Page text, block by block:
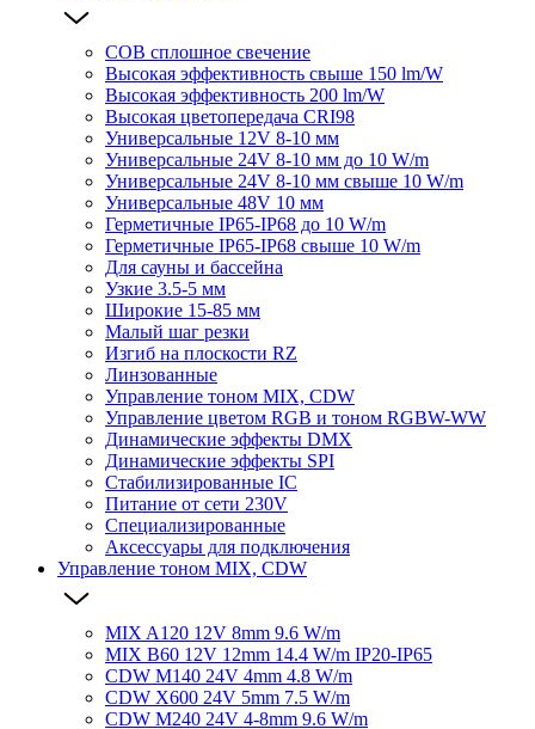
COB сплошное свечение
Высокая эффективность свыше 150 lm/W
Высокая эффективность 200 lm/W
Высокая цветопередача CRI98
Универсальные 12V 8-10 мм
Универсальные 24V 8-10 мм до 10 W/m
Универсальные 24V 8-10 мм свыше 10 W/m
Универсальные 48V 10 мм
Герметичные IP65-IP68 до 10 W/m
Герметичные IP65-IP68 свыше 10 W/m
Для сауны и бассейна
Узкие 3.5-5 мм
Широкие 15-85 мм
Малый шаг резки
Изгиб на плоскости RZ
Линзованные
Управление тоном MIX, CDW
Управление цветом RGB и тоном RGBW-WW
Динамические эффекты DMX
Динамические эффекты SPI
Стабилизированные IC
Питание от сети 230V
Специализированные
Аксессуары для подключения
Управление тоном MIX, CDW
MIX A120 12V 8mm 9.6 W/m
MIX B60 12V 12mm 14.4 W/m IP20-IP65
CDW M140 24V 4mm 4.8 W/m
CDW X600 24V 5mm 7.5 W/m
CDW M240 24V 4-8mm 9.6 W/m